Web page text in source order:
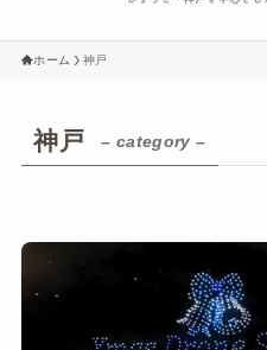
ホーム 神戸
神戸 – category –